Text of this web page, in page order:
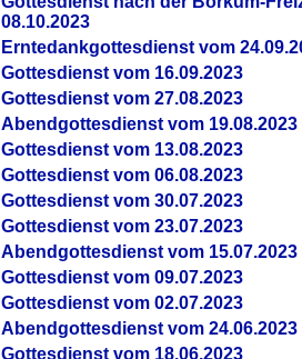
08.10.2023
Erntedankgottesdienst vom
Gottesdienst vom 16.09.2023
Gottesdienst vom 27.08.2023
Abendgottesdienst vom 19.08.2023
Gottesdienst vom 13.08.2023
Gottesdienst vom 06.08.2023
Gottesdienst vom 30.07.2023
Gottesdienst vom 23.07.2023
Abendgottesdienst vom 15.07.2023
Gottesdienst vom 09.07.2023
Gottesdienst vom 02.07.2023
Abendgottesdienst vom 24.06.2023
Gottesdienst vom 18.06.2023